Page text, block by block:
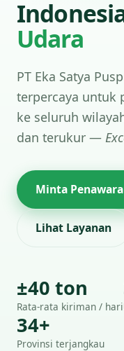
Udara
PT Eka Satya
terpercaya untuk
ke seluruh
dan terukur —
Minta
Lihat Layanan
±40 ton
Rata-rata kiriman / hari
34+
Provinsi terjangkau